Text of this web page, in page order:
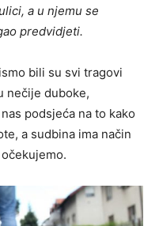
a u njemu se
predvidjeti.
bili su svi tragovi
nečije duboke,
podsjeća na to kako
a sudbina ima način